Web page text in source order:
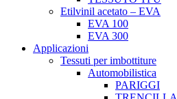
Etilvinil acetato – EVA
EVA 100
EVA 300
Applicazioni
Tessuti per imbottiture
Automobilistica
PARIGGI